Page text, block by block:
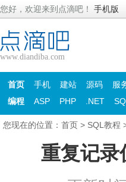
您好，欢迎来到点滴吧！ 手机版
www.diandiba.com
首页 手机 建站 源码 服
编程
ASP PHP .NET
您现在的位置： 首页 > SQL教程
重复记录